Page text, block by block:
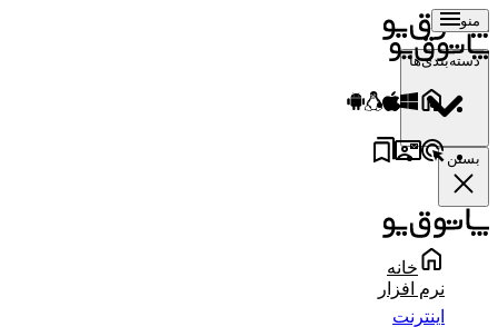
منو
دسته‌بندی‌ها
بستن
خانه
نرم افزار
اینترنت